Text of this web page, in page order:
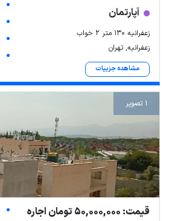
آپارتمان
زعفرانیه ۱۳۰ متر ۲ خواب
زعفرانیه, تهران
مشاهده جزییات
1 تصویر
قیمت: 50,000,000 تومان اجاره